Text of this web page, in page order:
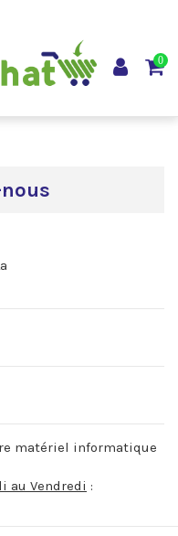
0
matériel informatique
au Vendredi :